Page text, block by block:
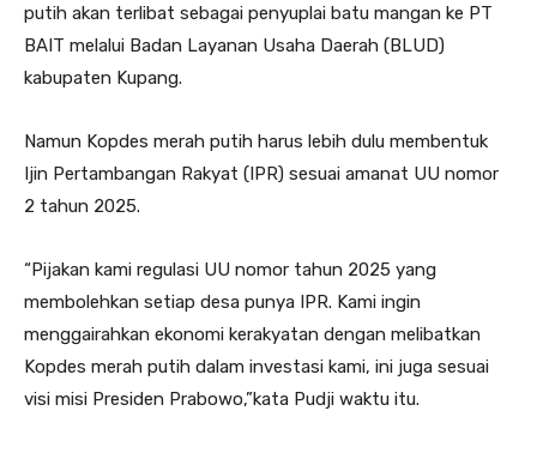
putih akan terlibat sebagai penyuplai batu mangan ke PT
BAIT melalui Badan Layanan Usaha Daerah (BLUD)
kabupaten Kupang.
Namun Kopdes merah putih harus lebih dulu membentuk
Ijin Pertambangan Rakyat (IPR) sesuai amanat UU nomor
2 tahun 2025.
“Pijakan kami regulasi UU nomor tahun 2025 yang
membolehkan setiap desa punya IPR. Kami ingin
menggairahkan ekonomi kerakyatan dengan melibatkan
Kopdes merah putih dalam investasi kami, ini juga sesuai
visi misi Presiden Prabowo,”kata Pudji waktu itu.